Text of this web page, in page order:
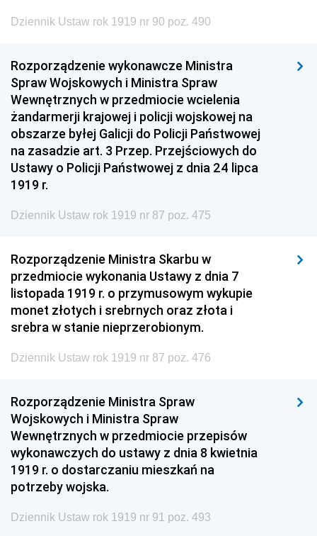
Dziennik Ustaw rok 1919 nr 90 poz. 490
Rozporządzenie wykonawcze Ministra
Spraw Wojskowych i Ministra Spraw
Wewnętrznych w przedmiocie wcielenia
żandarmerji krajowej i policji wojskowej na
obszarze byłej Galicji do Policji Państwowej
na zasadzie art. 3 Przep. Przejściowych do
Ustawy o Policji Państwowej z dnia 24 lipca
1919 r.
Dziennik Ustaw rok 1919 nr 87 poz. 475
Rozporządzenie Ministra Skarbu w
przedmiocie wykonania Ustawy z dnia 7
listopada 1919 r. o przymusowym wykupie
monet złotych i srebrnych oraz złota i
srebra w stanie nieprzerobionym.
Dziennik Ustaw rok 1919 nr 87 poz. 476
Rozporządzenie Ministra Spraw
Wojskowych i Ministra Spraw
Wewnętrznych w przedmiocie przepisów
wykonawczych do ustawy z dnia 8 kwietnia
1919 r. o dostarczaniu mieszkań na
potrzeby wojska.
Dziennik Ustaw rok 1919 nr 91 poz. 493